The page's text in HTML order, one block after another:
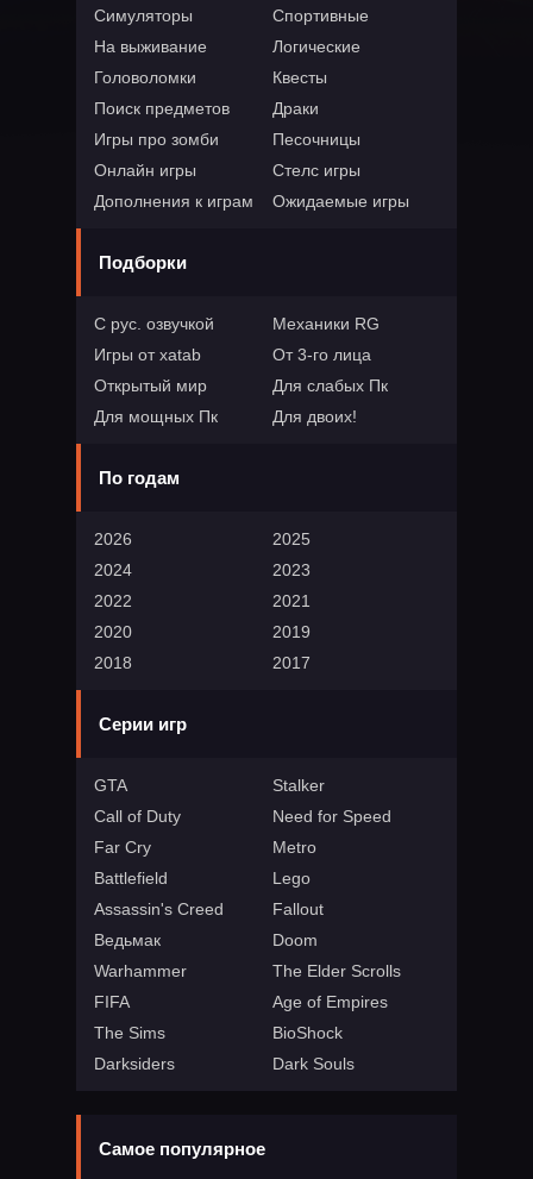
Симуляторы
Спортивные
На выживание
Логические
Головоломки
Квесты
Поиск предметов
Драки
Игры про зомби
Песочницы
Онлайн игры
Стелс игры
Дополнения к играм
Ожидаемые игры
Подборки
С рус. озвучкой
Механики RG
Игры от xatab
От 3-го лица
Открытый мир
Для слабых Пк
Для мощных Пк
Для двоих!
По годам
2026
2025
2024
2023
2022
2021
2020
2019
2018
2017
Серии игр
GTA
Stalker
Call of Duty
Need for Speed
Far Cry
Metro
Battlefield
Lego
Assassin's Creed
Fallout
Ведьмак
Doom
Warhammer
The Elder Scrolls
FIFA
Age of Empires
The Sims
BioShock
Darksiders
Dark Souls
Самое популярное